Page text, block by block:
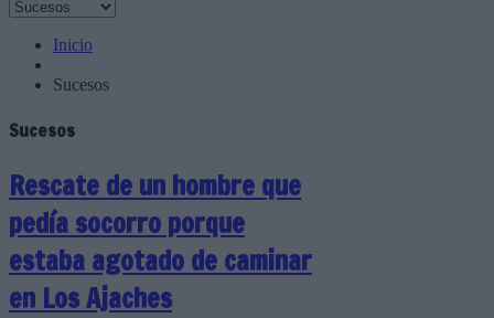
Inicio
Sucesos
Sucesos
Rescate de un hombre que
pedía socorro porque
estaba agotado de caminar
en Los Ajaches